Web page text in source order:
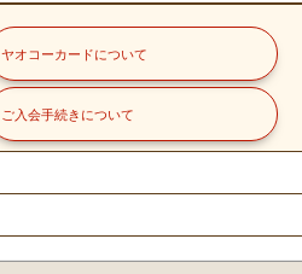
ヤオコーカードについて
ご入会手続きについて